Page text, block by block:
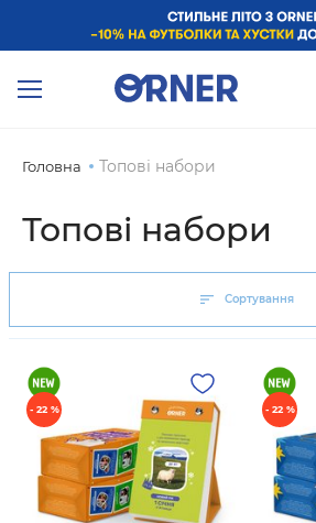
Головна Топові набори
Топові набори
Сортування
- 22 % - 22 %